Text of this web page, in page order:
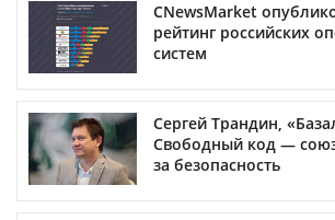
CNewsMarket
рейтинг российских
систем
Сергей Трандин,
Свободный код —
за безопасность